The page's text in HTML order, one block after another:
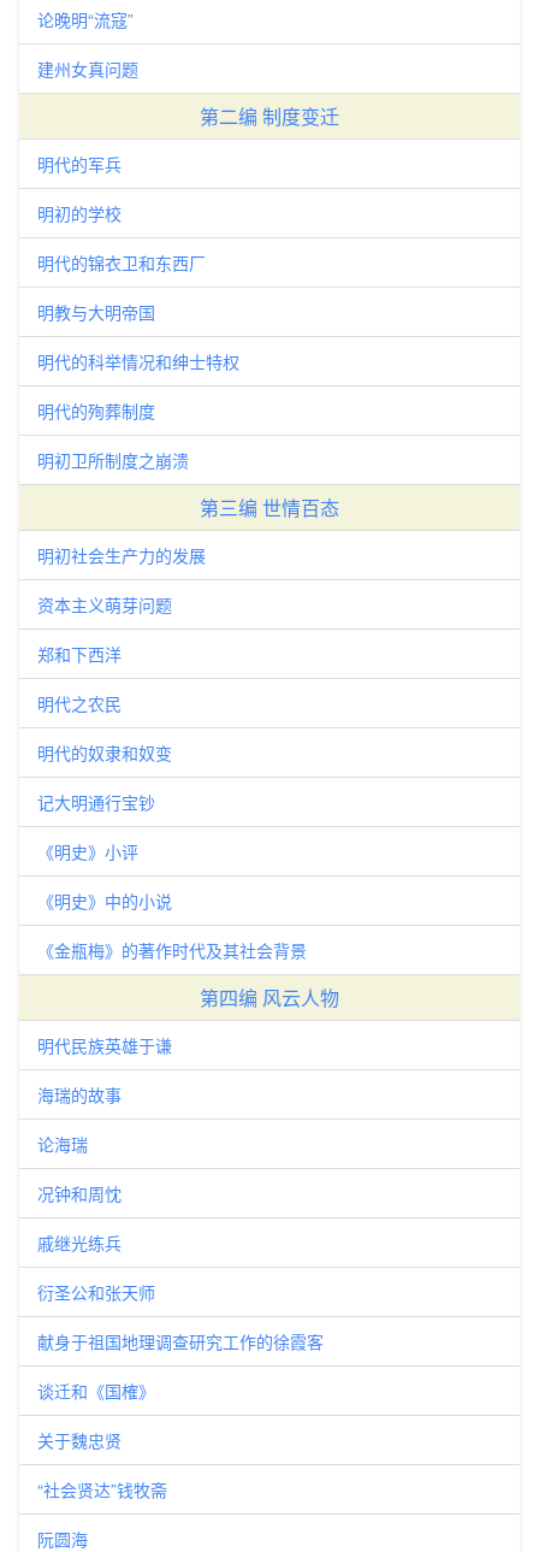
论晚明“流寇”
建州女真问题
第二编 制度变迁
明代的军兵
明初的学校
明代的锦衣卫和东西厂
明教与大明帝国
明代的科举情况和绅士特权
明代的殉葬制度
明初卫所制度之崩溃
第三编 世情百态
明初社会生产力的发展
资本主义萌芽问题
郑和下西洋
明代之农民
明代的奴隶和奴变
记大明通行宝钞
《明史》小评
《明史》中的小说
《金瓶梅》的著作时代及其社会背景
第四编 风云人物
明代民族英雄于谦
海瑞的故事
论海瑞
况钟和周忱
戚继光练兵
衍圣公和张天师
献身于祖国地理调查研究工作的徐霞客
谈迁和《国榷》
关于魏忠贤
“社会贤达”钱牧斋
阮圆海